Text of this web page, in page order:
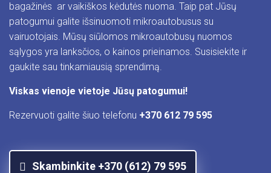
bagažinės ar vaikiškos kėdutės nuoma. Taip pat Jūsų
patogumui galite išsinuomoti mikroautobusus su
vairuotojais. Mūsų siūlomos mikroautobusų nuomos
sąlygos yra lanksčios, o kainos prieinamos. Susisiekite ir
gaukite sau tinkamiausią sprendimą.
Viskas vienoje vietoje Jūsų patogumui!
Rezervuoti galite šiuo telefonu +370 612 79 595
Skambinkite +370 (612) 79 595